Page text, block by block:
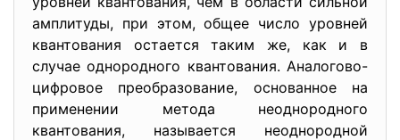
амплитуды, при этом, общее число уровней
квантования остается таким же, как и в
случае однородного квантования. Аналогово-
цифровое преобразование, основанное на
применении метода неоднородного
квантования, называется неоднородной